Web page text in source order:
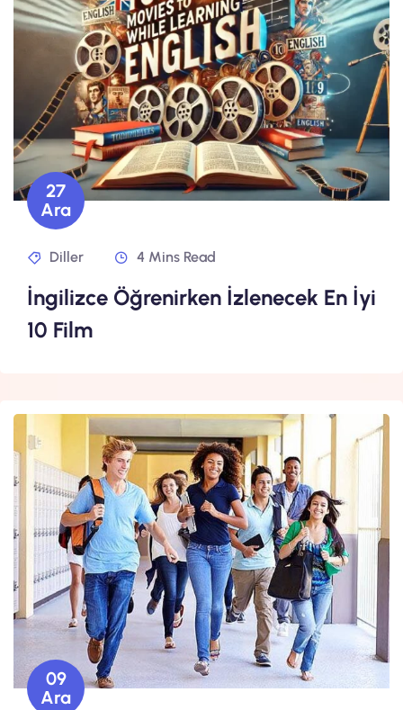
27
Ara
Diller 4 Mins Read
İngilizce Öğrenirken İzlenecek En İyi
10 Film
09
Ara